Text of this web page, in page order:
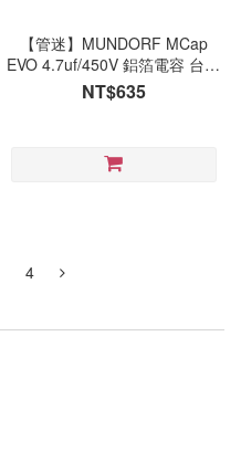
【管迷】MUNDORF MCap
EVO 4.7uf/450V 鋁箔電容 台灣
代理商公司貨
NT$635
4